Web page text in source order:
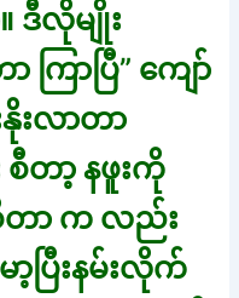
ဒီလိုမျိုး
ြာပြီ” ကျော်
လာတာ
း စီတာ့ နဖူးကို
ာ က လည်း
ာ့ပြီးနမ်းလိုက်